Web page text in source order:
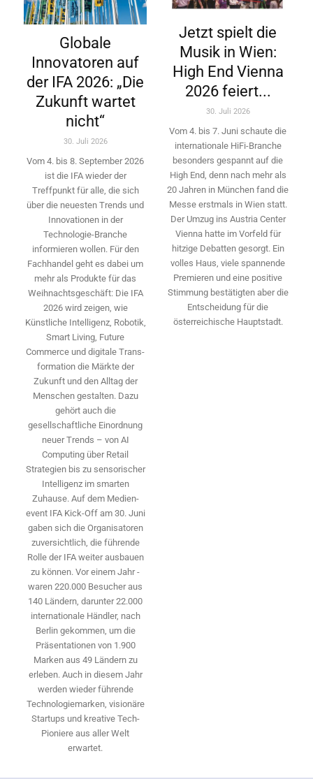
Globale
Innovatoren auf
der IFA 2026: „Die
Zukunft wartet
nicht“
30. Juli 2026
Vom 4. bis 8. September 2026
ist die IFA wieder der
Treffpunkt für alle, die sich
über die neuesten Trends und
Innovationen in der
Technologie-­Branche
informieren wollen. Für den
Fachhandel geht es dabei um
mehr als Produkte für das
Weihnachtsgeschäft: Die IFA
2026 wird ­zeigen, wie
Künstliche Intelligenz, Robotik,
Smart Living, Future
Commerce und digitale Trans­
formation die Märkte der
Zukunft und den Alltag der
Menschen gestalten. Dazu
gehört auch die
gesellschaftliche Einordnung
neuer Trends – von AI
Computing über Retail
Strategien bis zu sensorischer
Intelligenz im smarten
Zuhause. Auf dem Medien­
event IFA Kick-Off am 30. Juni
gaben sich die Organisatoren
zuversichtlich, die führende
Rolle der IFA weiter ausbauen
zu können. Vor einem Jahr ­
waren 220.000 Besucher aus
140 ­Ländern, ­darunter 22.000
internationale Händler, nach
Berlin gekommen, um die
Präsen­tationen von 1.900
Marken aus 49 Ländern zu
erleben. Auch in diesem Jahr
werden wieder führende
Technologiemarken, visionäre
Startups und ­kreative Tech-
Pioniere aus aller Welt
erwartet.
Jetzt spielt die
Musik in Wien:
High End Vienna
2026 feiert...
30. Juli 2026
Vom 4. bis 7. Juni schaute die
internationale HiFi-Branche
besonders gespannt auf die
High End, denn nach mehr als
20 Jahren in München fand die
Messe erstmals in Wien statt.
Der Umzug ins Austria Center
Vienna hatte im Vorfeld für
hitzige Debatten gesorgt. Ein
volles Haus, viele spannende
Premieren und eine positive
Stimmung bestätigten aber die
Entscheidung für die
österreichische Hauptstadt.